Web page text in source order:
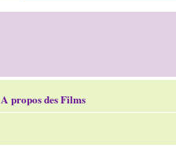
A propos des Films